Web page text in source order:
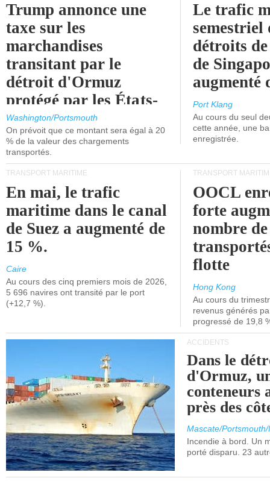
Trump annonce une
taxe sur les
marchandises
transitant par le
détroit d'Ormuz
protégé par les États-
Unis.
Washington/Portsmouth
On prévoit que ce montant sera égal à 20
% de la valeur des chargements
transportés.
Le trafic
semestriel
détroits
de
augmenté
Port Klang
Au cours du seul
cette année, une
enregistrée.
TRANSPORT MARITIME
En mai, le trafic
maritime dans le canal
de Suez a augmenté de
15 %.
Caire
Au cours des cinq premiers mois de 2026,
5 696 navires ont transité par le port
(+12,7 %).
TRANSPORT
OOCL
forte
nombre
flotte
Hong Kong
Au cours du
revenus générés
progressé de 19,8
ACCIDENTS
Dans le
d'Ormuz,
conteneurs
près des
Mascate/
Incendie à bord. Un
porté disparu. 23